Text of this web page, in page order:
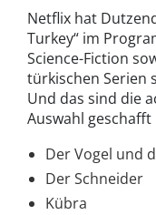
Netflix hat
Turkey“ im
Science-Fiction
türkischen Serien
Und das sind die
Auswahl geschafft
Der Vogel und
Der Schneider
Kübra